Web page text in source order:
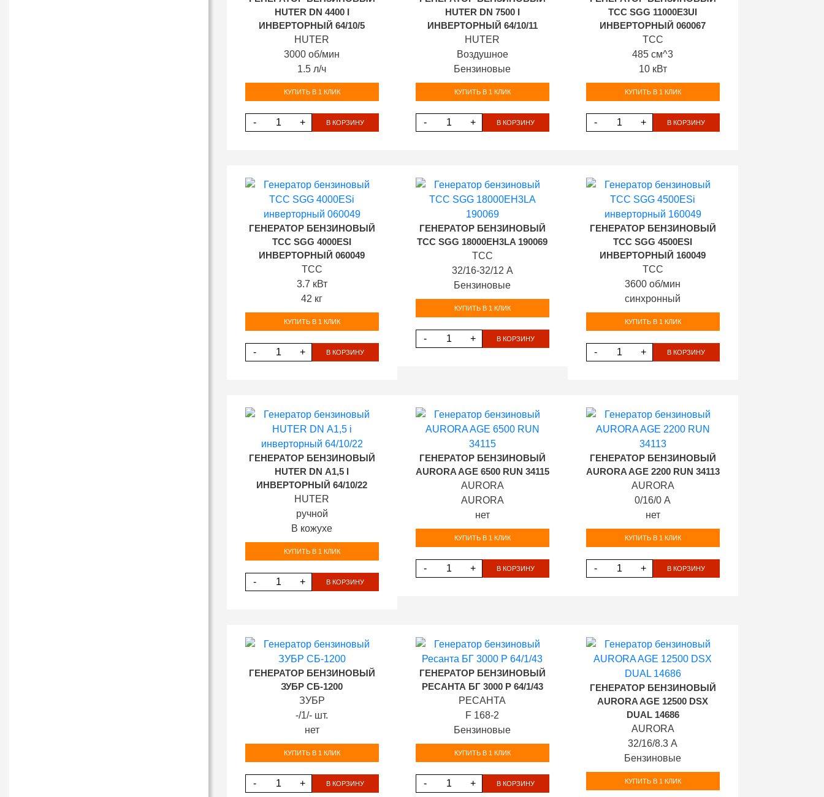
HUTER DN 4400 I
ИНВЕРТОРНЫЙ 64/10/5
HUTER
3000 об/мин
1.5 л/ч
КУПИТЬ В 1 КЛИК
- + В КОРЗИНУ
HUTER DN 7500 I
ИНВЕРТОРНЫЙ 64/10/11
HUTER
Воздушное
Бензиновые
КУПИТЬ В 1 КЛИК
- + В КОРЗИНУ
ТСС SGG 11000E3UI
ИНВЕРТОРНЫЙ 060067
ТСС
485 см^3
10 кВт
КУПИТЬ В 1 КЛИК
- + В КОРЗИНУ
ГЕНЕРАТОР БЕНЗИНОВЫЙ
ТСС SGG 4000ESI
ИНВЕРТОРНЫЙ 060049
ТСС
3.7 кВт
42 кг
КУПИТЬ В 1 КЛИК
- + В КОРЗИНУ
ГЕНЕРАТОР БЕНЗИНОВЫЙ
ТСС SGG 18000EH3LA 190069
ТСС
32/16-32/12 А
Бензиновые
КУПИТЬ В 1 КЛИК
- + В КОРЗИНУ
ГЕНЕРАТОР БЕНЗИНОВЫЙ
ТСС SGG 4500ESI
ИНВЕРТОРНЫЙ 160049
ТСС
3600 об/мин
синхронный
КУПИТЬ В 1 КЛИК
- + В КОРЗИНУ
ГЕНЕРАТОР БЕНЗИНОВЫЙ
HUTER DN А1,5 I
ИНВЕРТОРНЫЙ 64/10/22
HUTER
ручной
В кожухе
КУПИТЬ В 1 КЛИК
- + В КОРЗИНУ
ГЕНЕРАТОР БЕНЗИНОВЫЙ
AURORA AGE 6500 RUN 34115
AURORA
AURORA
нет
КУПИТЬ В 1 КЛИК
- + В КОРЗИНУ
ГЕНЕРАТОР БЕНЗИНОВЫЙ
AURORA AGE 2200 RUN 34113
AURORA
0/16/0 А
нет
КУПИТЬ В 1 КЛИК
- + В КОРЗИНУ
ГЕНЕРАТОР БЕНЗИНОВЫЙ
ЗУБР СБ-1200
ЗУБР
-/1/- шт.
нет
КУПИТЬ В 1 КЛИК
- + В КОРЗИНУ
ГЕНЕРАТОР БЕНЗИНОВЫЙ
РЕСАНТА БГ 3000 Р 64/1/43
РЕСАНТА
F 168-2
Бензиновые
КУПИТЬ В 1 КЛИК
- + В КОРЗИНУ
ГЕНЕРАТОР БЕНЗИНОВЫЙ
AURORA AGE 12500 DSX
DUAL 14686
AURORA
32/16/8.3 А
Бензиновые
КУПИТЬ В 1 КЛИК